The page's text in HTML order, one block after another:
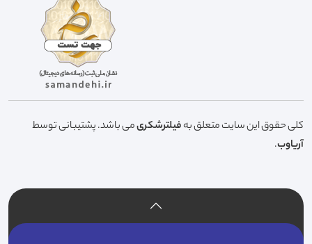
کلی حقوق این سایت متعلق بهفیلترشکریمی باشد. پشتیبانی توسط
آریاوب.